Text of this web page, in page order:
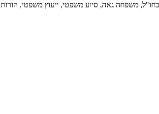
בחו"ל, משפחה גאה, סיוע משפטי, ייעוץ משפטי, הורות